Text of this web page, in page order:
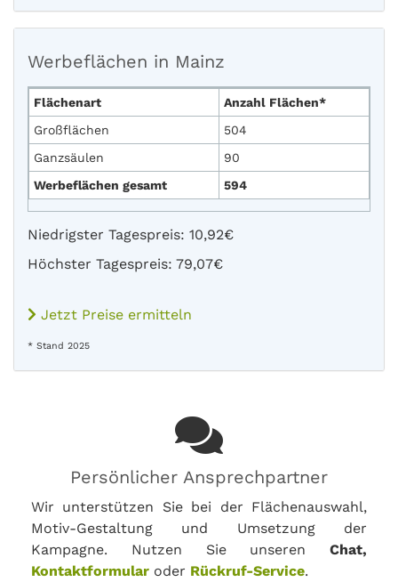
Werbeflächen in Mainz
Flächenart
Anzahl Flächen*
Großflächen
504
Ganzsäulen
90
Werbeflächen gesamt
594
Niedrigster Tagespreis: 10,92€
Höchster Tagespreis: 79,07€
Jetzt Preise ermitteln
* Stand 2025
Persönlicher Ansprechpartner
Wir unterstützen Sie bei der Flächenauswahl,
Motiv-Gestaltung und Umsetzung der
Kampagne. Nutzen Sie unseren Chat,
Kontaktformular oder Rückruf-Service.